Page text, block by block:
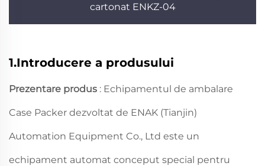
cartonat ENKZ-04
1.Introducere a produsului
Prezentare produs : Echipamentul de ambalare
Case Packer dezvoltat de ENAK (Tianjin)
Automation Equipment Co., Ltd este un
echipament automat conceput special pentru